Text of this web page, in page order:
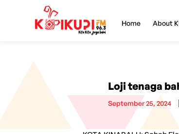
Home About
Loji tenaga
September 25, 2024